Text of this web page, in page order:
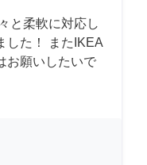
と柔軟に対応し
した！ またIKEA
お願いしたいで